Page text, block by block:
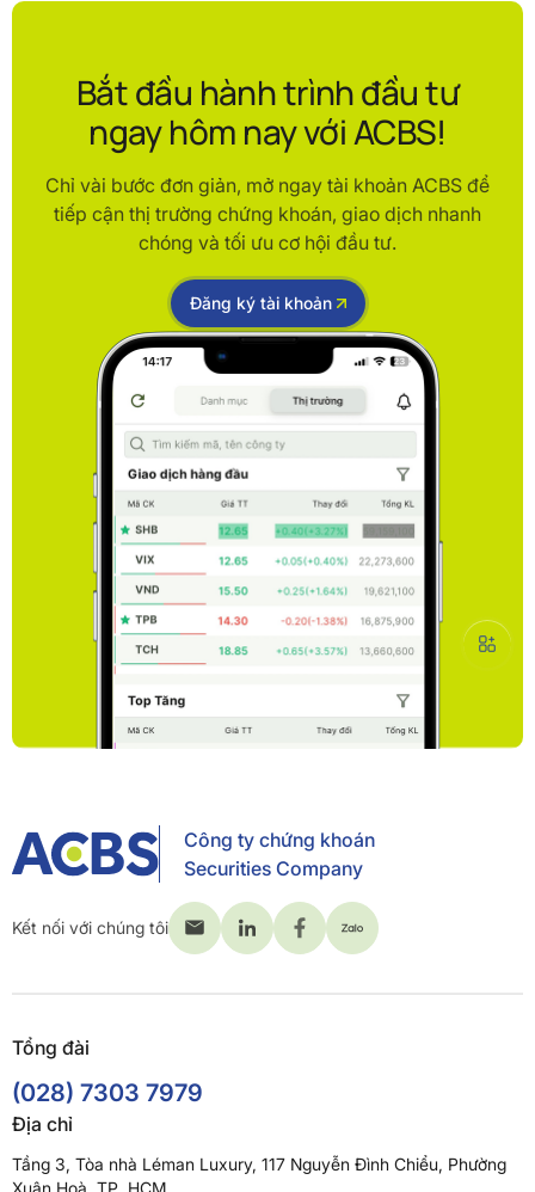
Bắt đầu hành trình đầu tư
ngay hôm nay với ACBS!
Chỉ vài bước đơn giản, mở ngay tài khoản ACBS để
tiếp cận thị trường chứng khoán, giao dịch nhanh
chóng và tối ưu cơ hội đầu tư.
Đăng ký tài khoản
Công ty chứng khoán
Securities Company
Kết nối với chúng tôi
Tổng đài
(028) 7303 7979
Địa chỉ
Tầng 3, Tòa nhà Léman Luxury, 117 Nguyễn Đình Chiểu, Phường
Xuân Hoà, TP. HCM